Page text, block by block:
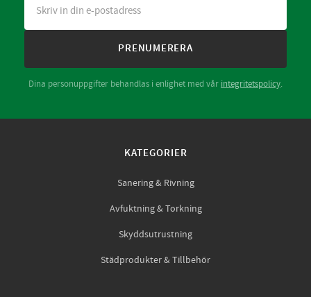
PRENUMERERA
Dina personuppgifter behandlas i enlighet med vår integritetspolicy.
KATEGORIER
Sanering & Rivning
Avfuktning & Torkning
Skyddsutrustning
Städprodukter & Tillbehör